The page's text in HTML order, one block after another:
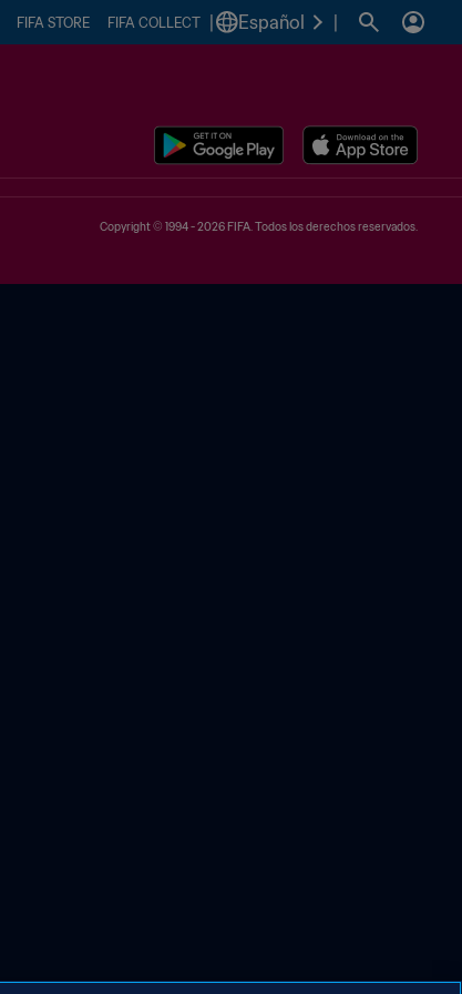
FIFA STORE FIFA COLLECT Español
Copyright © 1994 - 2026 FIFA. Todos los derechos reservados.